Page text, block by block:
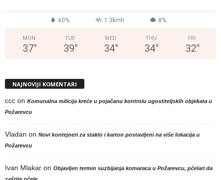
60% 1.3kmh 8%
MON
37°
TUE
39°
WED
34°
THU
34°
FRI
32°
NAJNOVIJI KOMENTARI
ccc on Komunalna milicija kreće u pojačanu kontrolu ugostiteljskih objekata u
Požarevcu
Vladan on Novi kontejneri za staklo i karton postavljeni na više lokacija u
Požarevcu
Ivan Mlakar on Objavljen termin suzbijanja komaraca u Požarevcu, pčelari da